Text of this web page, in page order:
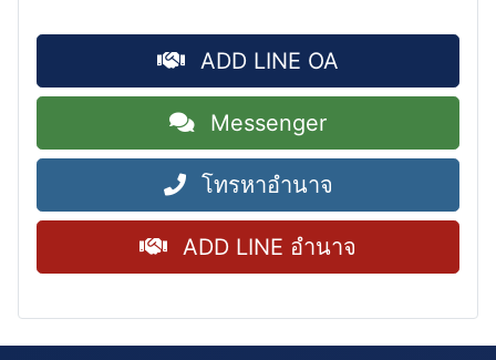
ADD LINE OA
Messenger
โทรหาอำนาจ
ADD LINE อำนาจ